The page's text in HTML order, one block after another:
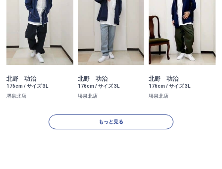
北野 功治
176cm / サイズ 3L
堺泉北店
北野 功治
176cm / サイズ 3L
堺泉北店
北野 功治
176cm / サイズ 3L
堺泉北店
もっと見る